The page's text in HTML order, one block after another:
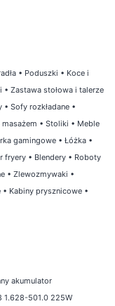
• Poduszki • Koce i
• Zastawa stołowa i talerze
• Sofy rozkładane •
masażem • Stoliki • Meble
gamingowe • Łóżka •
fryery • Blendery • Roboty
• Zlewozmywaki •
• Kabiny prysznicowe •
akumulator
1.628-501.0 225W